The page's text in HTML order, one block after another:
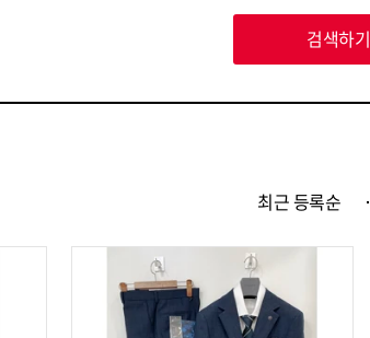
ㅌ ㅍ ㅎ ABC 123
검색하기
최근 등록순